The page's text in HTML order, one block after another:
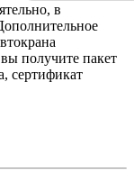
в
получите пакет
сертификат